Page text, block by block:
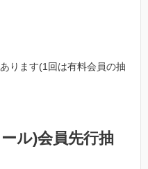
ります(1回は有料会員の抽
ル)会員先行抽